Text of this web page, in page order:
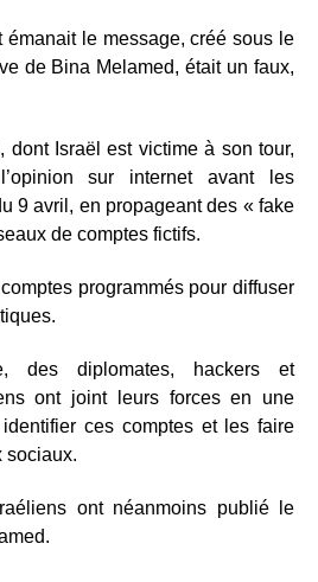
émanait le message, créé sous le
de Bina Melamed, était un faux,
dont Israël est victime à son tour,
sur internet avant les
9 avril, en propageant des « fake
de comptes fictifs.
programmés pour diffuser
des diplomates, hackers et
ont joint leurs forces en une
ces comptes et les faire
sociaux.
ont néanmoins publié le